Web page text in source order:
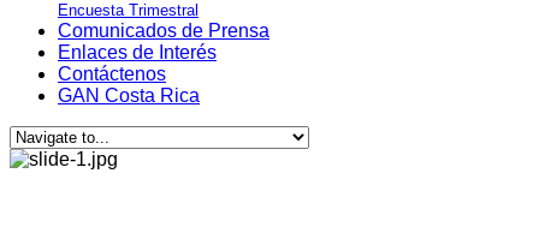
Encuesta Trimestral
Comunicados de Prensa
Enlaces de Interés
Contáctenos
GAN Costa Rica